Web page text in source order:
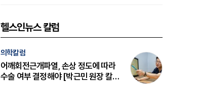
헬스인뉴스 칼럼
의학칼럼
어깨회전근개파열, 손상 정도에 따라
수술 여부 결정해야 [박근민 원장 칼